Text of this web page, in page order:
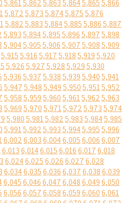
5,8615,8625,8635,8645,8655,866
5,8725,8735,8745,8755,876
5,8825,8835,8845,8855,8865,887
5,8935,8945,8955,8965,8975,898
5,9045,9055,9065,9075,9085,909
5,9155,9165,9175,9185,9195,920
5,9265,9275,9285,9295,930
5,9365,9375,9385,9395,9405,941
5,9475,9485,9495,9505,9515,952
5,9585,9595,9605,9615,9625,963
5,9695,9705,9715,9725,9735,974
5,9805,9815,9825,9835,9845,985
5,9915,9925,9935,9945,9955,996
6,0026,0036,0046,0056,0066,007
6,0136,0146,0156,0166,0176,018
6,0246,0256,0266,0276,028
6,0346,0356,0366,0376,0386,039
6,0456,0466,0476,0486,0496,050
6,0566,0576,0586,0596,0606,061